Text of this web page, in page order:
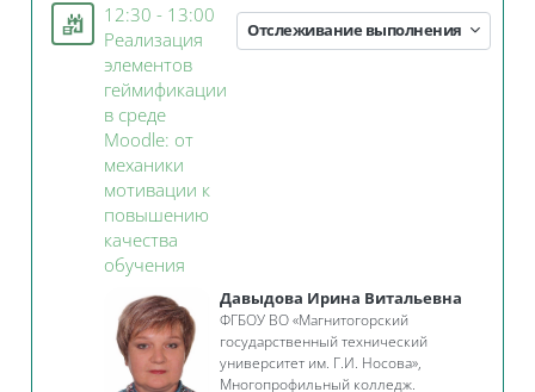
12:30 - 13:00
Реализация
элементов
геймификации
в среде
Moodle: от
механики
мотивации к
повышению
качества
обучения
Отслеживание выполнения
Давыдова Ирина Витальевна
ФГБОУ ВО «Магнитогорский
государственный технический
университет им. Г.И. Носова»,
Многопрофильный колледж.